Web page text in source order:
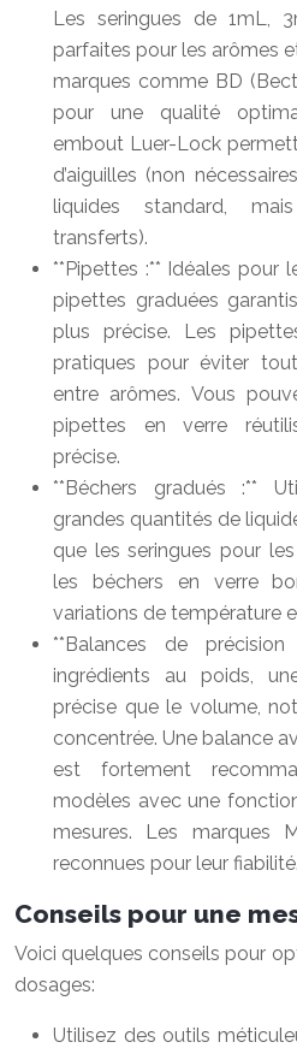
Les seringues de 1mL,
parfaites pour les arômes
marques comme BD
pour une qualité
embout Luer-Lock
d’aiguilles (non
liquides standard,
transferts).
**Pipettes :** Idéales pour
pipettes graduées
plus précise. Les
pratiques pour éviter
entre arômes. Vous
pipettes en verre
précise.
**Béchers gradués :**
grandes quantités de
que les seringues pour
les béchers en verre
variations de température
**Balances de
ingrédients au poids,
précise que le volume,
concentrée. Une balance
est fortement
modèles avec une
mesures. Les marques
reconnues pour leur fiabilité.
Conseils pour une
Voici quelques conseils pour
dosages:
Utilisez des outils